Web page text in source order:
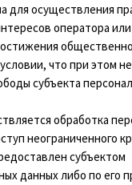
для осуществления
оператора
что при этом
субъекта
обработка
неограниченного
субъектом
данных либо по его